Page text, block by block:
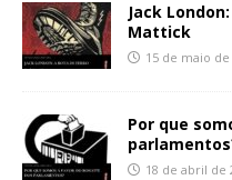
Jack
Mattick
15 de maio de
Por que
18 de abril de